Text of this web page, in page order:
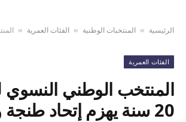
الرئيسية » المنتخبات الوطنية » الفئات العمرية » المنتخب
الفئات العمرية
المنتخب الوطني
20 سنة يهزم إتحاد طنجة وديا